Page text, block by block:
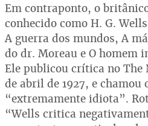
Em contraponto, o
conhecido como H. G.
A guerra dos mundos, A
do dr. Moreau e O homem
Ele publicou crítica no The
de abril de 1927, e chamou
“extremamente idiota”.
“Wells critica